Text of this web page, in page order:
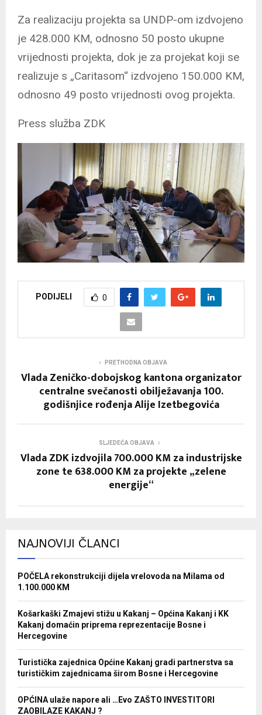
Za realizaciju projekta sa UNDP-om izdvojeno
je 428.000 KM, odnosno 50 posto ukupne
vrijednosti projekta, dok je za projekat koji se
realizuje s „Caritasom“ izdvojeno 150.000 KM,
odnosno 49 posto vrijednosti ovog projekta.
Press služba ZDK
PODIJELI 0
PRETHODNA OBJAVA
Vlada Zeničko-dobojskog kantona organizator
centralne svečanosti obilježavanja 100.
godišnjice rođenja Alije Izetbegovića
SLJEDEĆA OBJAVA
Vlada ZDK izdvojila 700.000 KM za industrijske
zone te 638.000 KM za projekte „zelene
energije“
NAJNOVIJI ČLANCI
POČELA rekonstrukciji dijela vrelovoda na Milama od
1.100.000 KM
Košarkaški Zmajevi stižu u Kakanj – Općina Kakanj i KK
Kakanj domaćin priprema reprezentacije Bosne i
Hercegovine
Turistička zajednica Općine Kakanj gradi partnerstva sa
turističkim zajednicama širom Bosne i Hercegovine
OPĆINA ulaže napore ali …Evo ZAŠTO INVESTITORI
ZAOBILAZE KAKANJ ?